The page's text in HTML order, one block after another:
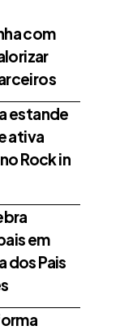
com
estande
ativa
Rock in
em
dos Pais